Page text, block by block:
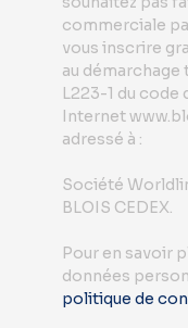
commerciale
vous inscrire
au
L223-1 du
Internet
adressé à :
Société
BLOIS CEDEX.
Pour en savoir
données
politique de